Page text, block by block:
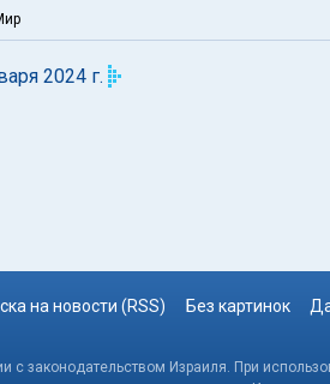
2024 г.
на новости (RSS) Без картинок
законодательством Израиля. При